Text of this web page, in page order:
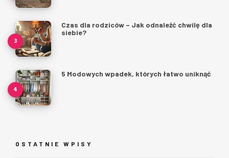
Czas dla rodziców – Jak odnaleźć chwilę dla
siebie?
5 Modowych wpadek, których łatwo uniknąć
OSTATNIE WPISY